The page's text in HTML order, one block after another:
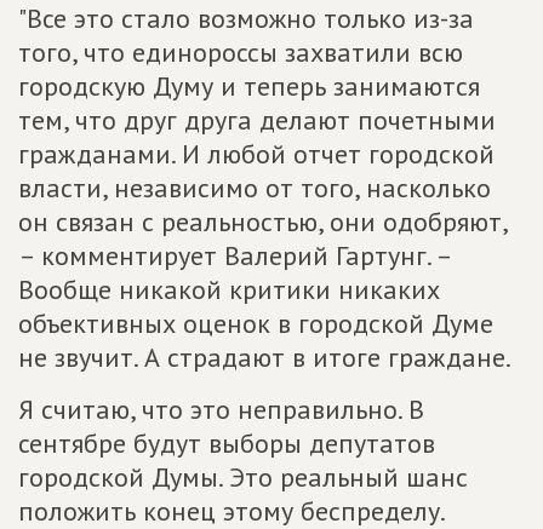
"Все это стало возможно только из-за
того, что единороссы захватили всю
городскую Думу и теперь занимаются
тем, что друг друга делают почетными
гражданами. И любой отчет городской
власти, независимо от того, насколько
он связан с реальностью, они одобряют,
– комментирует Валерий Гартунг. –
Вообще никакой критики никаких
объективных оценок в городской Думе
не звучит. А страдают в итоге граждане.
Я считаю, что это неправильно. В
сентябре будут выборы депутатов
городской Думы. Это реальный шанс
положить конец этому беспределу.